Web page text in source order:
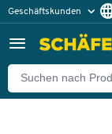
Geschäftskunden
Zurück